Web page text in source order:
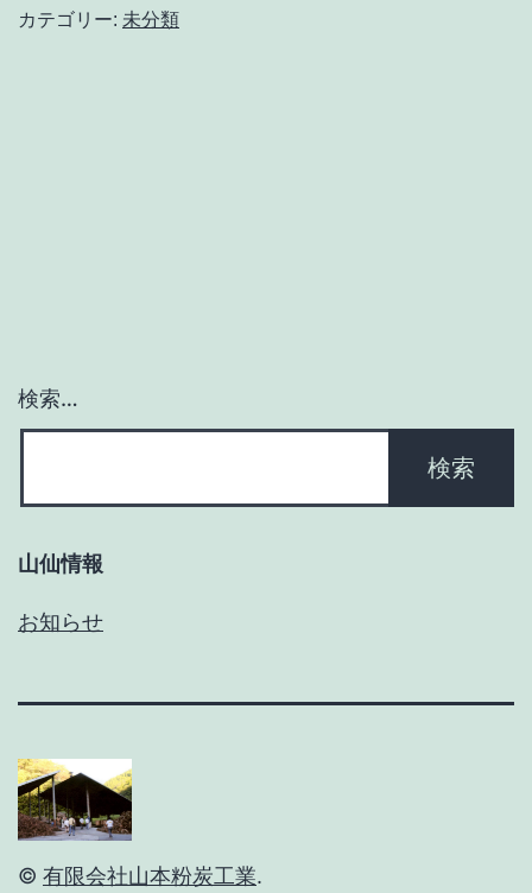
カテゴリー: 未分類
検索…
山仙情報
お知らせ
© 有限会社山本粉炭工業.